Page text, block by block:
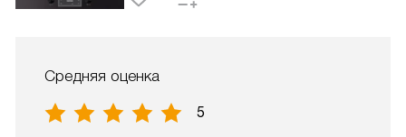
Средняя оценка
5